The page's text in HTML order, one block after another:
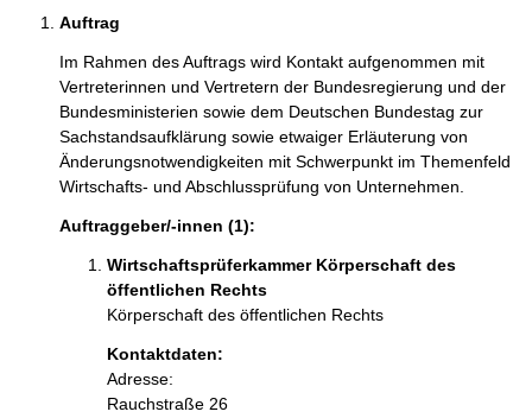
Auftrag
Im Rahmen des Auftrags wird Kontakt aufgenommen mit
Vertreterinnen und Vertretern der Bundesregierung und der
Bundesministerien sowie dem Deutschen Bundestag zur
Sachstandsaufklärung sowie etwaiger Erläuterung von
Änderungsnotwendigkeiten mit Schwerpunkt im Themenfeld
Wirtschafts- und Abschlussprüfung von Unternehmen.
Auftraggeber/-innen (1):
Wirtschaftsprüferkammer Körperschaft des
öffentlichen Rechts
Körperschaft des öffentlichen Rechts
Kontaktdaten:
Adresse:
Rauchstraße 26